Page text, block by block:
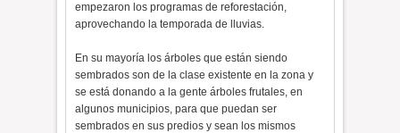
empezaron los programas de reforestación,
aprovechando la temporada de lluvias.
En su mayoría los árboles que están siendo
sembrados son de la clase existente en la zona y
se está donando a la gente árboles frutales, en
algunos municipios, para que puedan ser
sembrados en sus predios y sean los mismos